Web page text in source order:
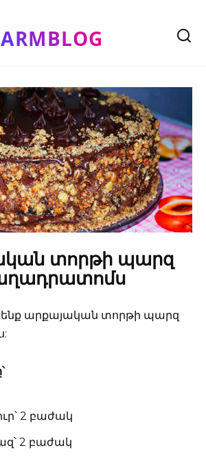
ARMBLOG
տորթի պարզ
ենք արքայական տորթի պարզ
2 բաժակ
2 բաժակ